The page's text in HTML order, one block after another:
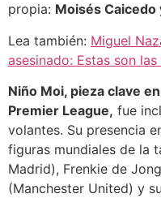
propia: Moisés Caicedo
Lea también: Miguel
asesinado: Estas son
Niño Moi, pieza clave
Premier League, fue
volantes. Su presencia
figuras mundiales de la
Madrid), Frenkie de
(Manchester United) y